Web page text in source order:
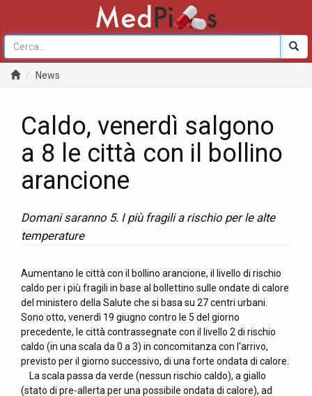
News
Caldo, venerdì salgono
a 8 le città con il bollino
arancione
Domani saranno 5. I più fragili a rischio per le alte
temperature
Aumentano le città con il bollino arancione, il livello di rischio
caldo per i più fragili in base al bollettino sulle ondate di calore
del ministero della Salute che si basa su 27 centri urbani.
Sono otto, venerdì 19 giugno contro le 5 del giorno
precedente, le città contrassegnate con il livello 2 di rischio
caldo (in una scala da 0 a 3) in concomitanza con l'arrivo,
previsto per il giorno successivo, di una forte ondata di calore.
La scala passa da verde (nessun rischio caldo), a giallo
(stato di pre-allerta per una possibile ondata di calore), ad